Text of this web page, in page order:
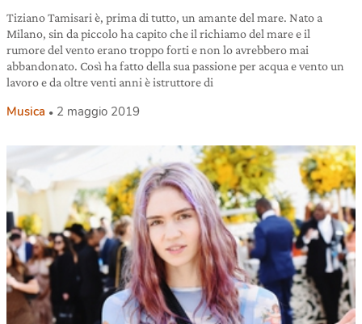
Tiziano Tamisari è, prima di tutto, un amante del mare. Nato a
Milano, sin da piccolo ha capito che il richiamo del mare e il
rumore del vento erano troppo forti e non lo avrebbero mai
abbandonato. Così ha fatto della sua passione per acqua e vento un
lavoro e da oltre venti anni è istruttore di
Musica 2 maggio 2019